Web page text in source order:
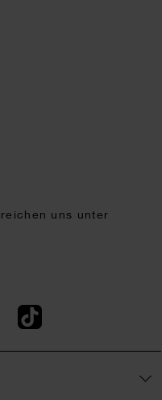
uns unter
TikTok